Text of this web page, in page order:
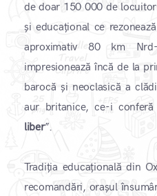
de doar 150 000 de
și educațional ce
aproximativ 80 km
impresionează încă de la
barocă și neoclasică a
aur britanice, ce-i
liber”.
Tradiția educațională din
recomandări, orașul